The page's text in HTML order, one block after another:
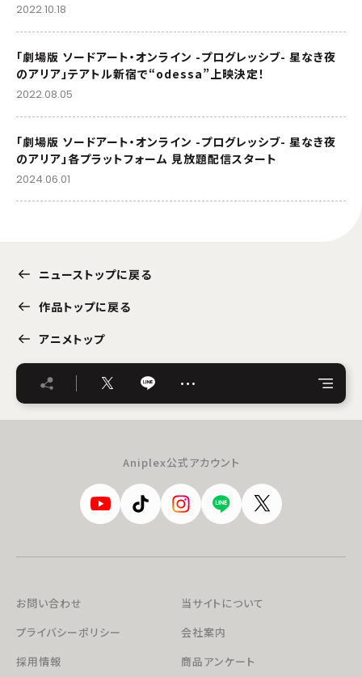
2022.10.18
「劇場版 ソードアート・オンライン -プログレッシブ- 星なき夜
のアリア」テアトル新宿で“odessa”上映決定！
2022.08.05
「劇場版 ソードアート・オンライン -プログレッシブ- 星なき夜
のアリア」各プラットフォーム 見放題配信スタート
2024.06.01
ニューストップに戻る
作品トップに戻る
アニメトップ
…
Aniplex公式アカウント
お問い合わせ
当サイトについて
プライバシーポリシー
会社案内
採用情報
商品アンケート